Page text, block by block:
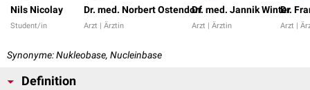
Nils Nicolay
Student/in
Dr. med. Norbert Ostendorf
Arzt | Ärztin
Dr. med. Jannik Winter
Arzt | Ärztin
Dr.
Arzt |
Synonyme: Nukleobase, Nucleinbase
Definition